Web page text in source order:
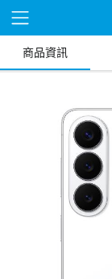
商品資訊